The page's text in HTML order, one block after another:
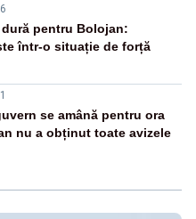
dură pentru Bolojan:
într-o situație de forță
se amână pentru ora
nu a obținut toate avizele